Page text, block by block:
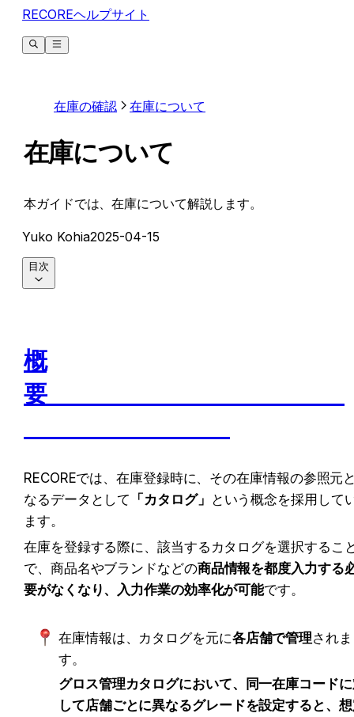
RECOREヘルプサイト
在庫の確認 在庫について
在庫について
本ガイドでは、在庫について解説します。
Yuko Kohia2025-04-15
概
要
RECOREでは、在庫登録時に、その在庫情報の参照元
なるデータとして 「カタログ」 という概念を採用して
ます。
在庫を登録する際に、該当するカタログを選択するこ
で、商品名やブランドなどの商品情報を都度入力する
要がなくなり、入力作業の効率化が可能です。
在庫情報は、カタログを元に各店舗で管理されま
す。
グロス管理カタログにおいて、同一在庫コード
して店舗ごとに異なるグレードを設定すると、
目次